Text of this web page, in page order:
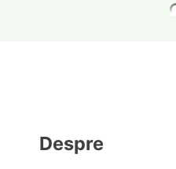
Tenorul Jonas
Statele Unite
Ultima modă